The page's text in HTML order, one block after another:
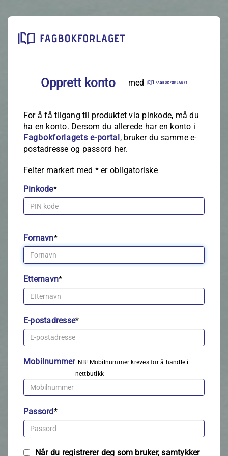
Opprett konto med
For å få tilgang til produktet via pinkode, må du
ha en konto. Dersom du allerede har en konto i
Fagbokforlagets e‑portal, bruker du samme e-
postadresse og passord her.
Felter markert med *er obligatoriske
Pinkode*
Fornavn*
Etternavn*
E-postadresse*
Mobilnummer NB! Mobilnummer kreves for å handle i
nettbutikk
Passord*
Når du registrerer deg som bruker, samtykker